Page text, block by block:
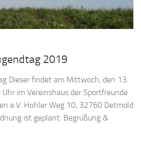
2019
Dieser findet am Mittwoch, den 13.
im Vereinshaus der Sportfreunde
e.V. Hohler Weg 10, 32760 Detmold
ist geplant: Begrüßung &